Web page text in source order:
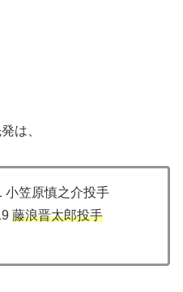
は、
小笠原慎之介投手
藤浪晋太郎投手